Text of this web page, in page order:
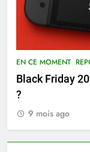
EN CE MOMENT
Black Friday
?
9 mois ago